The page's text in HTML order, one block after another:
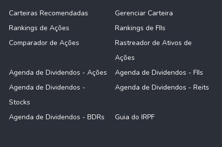
Carteiras Recomendadas
Gerenciar Carteira
Rankings de Ações
Rankings de FIIs
Comparador de Ações
Rastreador de Ativos de
Ações
Agenda de Dividendos - Ações
Agenda de Dividendos - FIIs
Agenda de Dividendos -
Stocks
Agenda de Dividendos - Reits
Agenda de Dividendos - BDRs Guia do IRPF